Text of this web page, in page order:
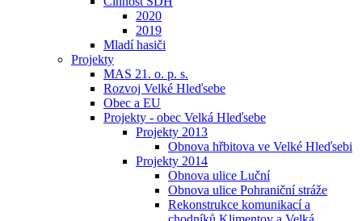
2020
2019
Mladí hasiči
Projekty
MAS 21. o. p. s.
Rozvoj Velké Hleďsebe
Obec a EU
Projekty - obec Velká Hleďsebe
Projekty 2013
Obnova hřbitova ve Velké Hleďsebi
Projekty 2014
Obnova ulice Luční
Obnova ulice Pohraniční stráže
Rekonstrukce komunikací a